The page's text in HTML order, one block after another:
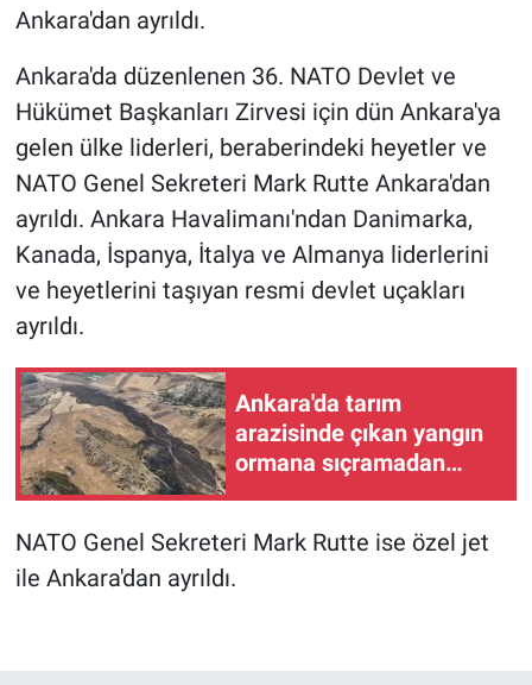
Ankara'dan ayrıldı.
Ankara'da düzenlenen 36. NATO Devlet ve
Hükümet Başkanları Zirvesi için dün Ankara'ya
gelen ülke liderleri, beraberindeki heyetler ve
NATO Genel Sekreteri Mark Rutte Ankara'dan
ayrıldı. Ankara Havalimanı'ndan Danimarka,
Kanada, İspanya, İtalya ve Almanya liderlerini
ve heyetlerini taşıyan resmi devlet uçakları
ayrıldı.
Ankara'da tarım
arazisinde çıkan yangın
ormana sıçramadan
NATO Genel Sekreteri Mark Rutte ise özel jet
ile Ankara'dan ayrıldı.